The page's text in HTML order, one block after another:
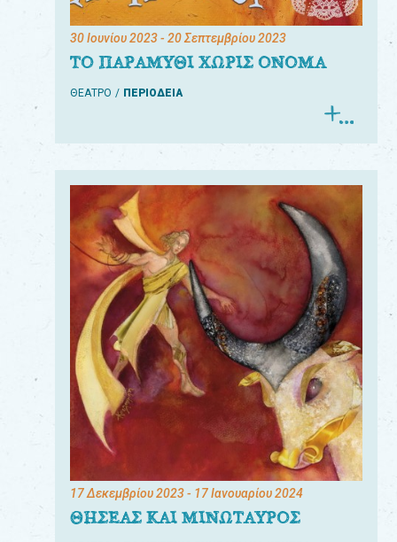
30 Ιουνίου 2023- 20 Σεπτεμβρίου 2023
ΤΟ ΠΑΡΑΜΥΘΙ ΧΩΡΙΣ ΟΝΟΜΑ
ΘΕΑΤΡΟ ΠΕΡΙΟΔΕΙΑ
17 Δεκεμβρίου 2023- 17 Ιανουαρίου 2024
ΘΗΣΕΑΣ ΚΑΙ ΜΙΝΩΤΑΥΡΟΣ